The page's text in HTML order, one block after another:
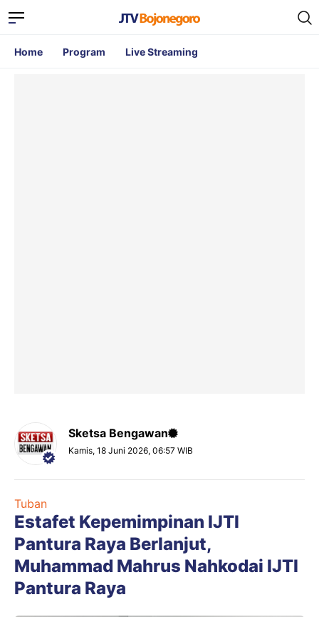
Home Program Live Streaming
Sketsa Bengawan
Kamis, 18 Juni 2026, 06:57 WIB
Tuban
Estafet Kepemimpinan IJTI
Pantura Raya Berlanjut,
Muhammad Mahrus Nahkodai IJTI
Pantura Raya